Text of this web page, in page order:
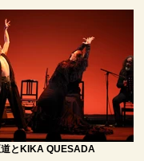
とKIKA QUESADA